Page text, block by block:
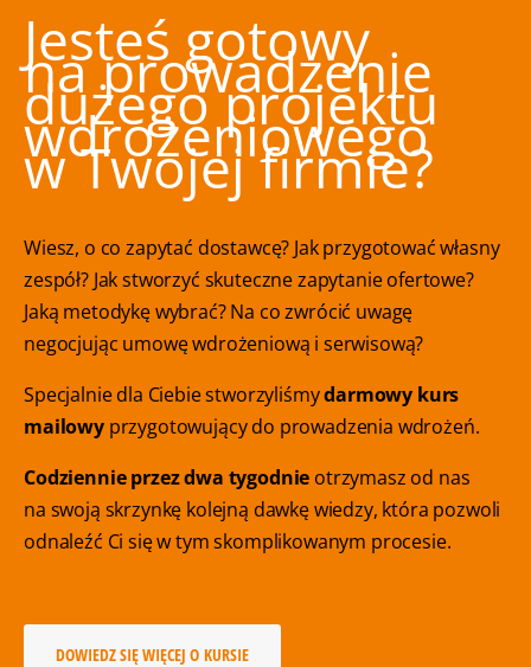
Jesteś gotowy
na prowadzenie
dużego projektu
wdrożeniowego
w Twojej firmie?
Wiesz, o co zapytać dostawcę? Jak przygotować własny
zespół? Jak stworzyć skuteczne zapytanie ofertowe?
Jaką metodykę wybrać? Na co zwrócić uwagę
negocjując umowę wdrożeniową i serwisową?
Specjalnie dla Ciebie stworzyliśmydarmowy kurs
mailowyprzygotowujący do prowadzenia wdrożeń.
Codziennie przez dwa tygodnie otrzymasz od nas
na swoją skrzynkę kolejną dawkę wiedzy, która pozwoli
odnaleźć Ci się w tym skomplikowanym procesie.
DOWIEDZ SIĘ WIĘCEJ O KURSIE